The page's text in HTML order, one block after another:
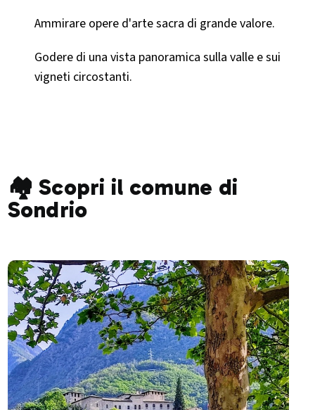
Ammirare opere d'arte sacra di grande valore.​
Godere di una vista panoramica sulla valle e sui
vigneti circostanti.​
🏘️ Scopri il comune di
Sondrio